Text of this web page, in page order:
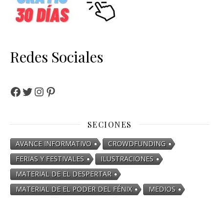
Redes Sociales
SECIONES
AVANCE INFORMATIVO
CROWDFUNDING
FERIAS Y FESTIVALES
ILUSTRACIONES
MATERIAL DE EL DESPERTAR
MATERIAL DE EL PODER DEL FÉNIX
MEDIOS